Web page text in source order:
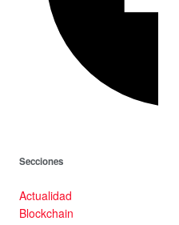
Secciones
Actualidad
Blockchain